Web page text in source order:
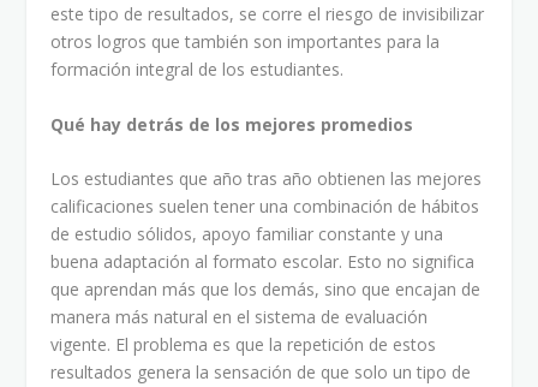
este tipo de resultados, se corre el riesgo de invisibilizar
otros logros que también son importantes para la
formación integral de los estudiantes.
Qué hay detrás de los mejores promedios
Los estudiantes que año tras año obtienen las mejores
calificaciones suelen tener una combinación de hábitos
de estudio sólidos, apoyo familiar constante y una
buena adaptación al formato escolar. Esto no significa
que aprendan más que los demás, sino que encajan de
manera más natural en el sistema de evaluación
vigente. El problema es que la repetición de estos
resultados genera la sensación de que solo un tipo de